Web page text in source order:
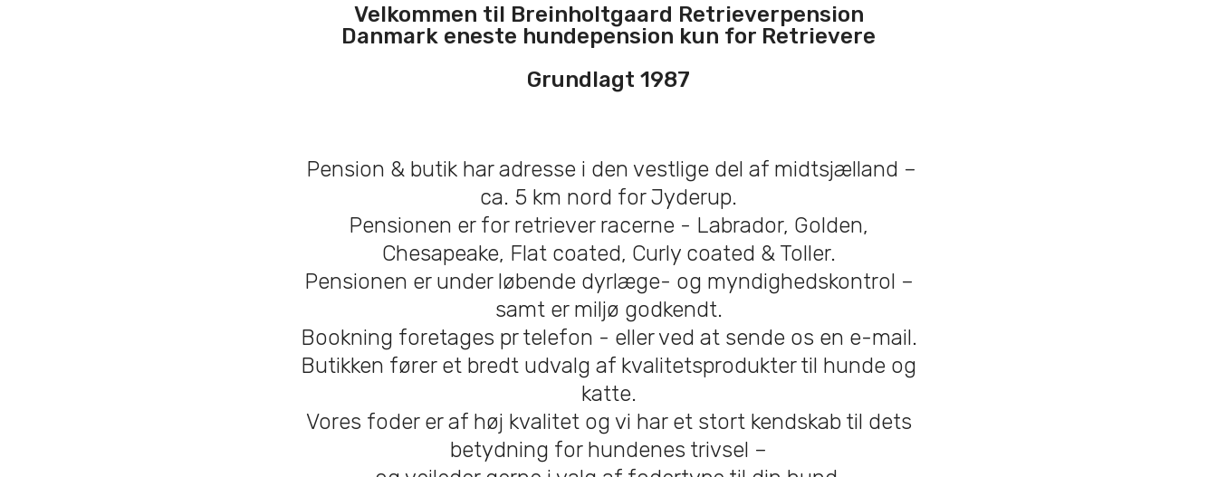
Velkommen til Breinholtgaard Retrieverpension
Danmark eneste hundepension kun for Retrievere
Grundlagt 1987
Pension & butik har adresse i den vestlige del af midtsjælland –
ca. 5 km nord for Jyderup.
Pensionen er for retriever racerne - Labrador, Golden,
Chesapeake, Flat coated, Curly coated & Toller.
Pensionen er under løbende dyrlæge- og myndighedskontrol –
samt er miljø godkendt.
Bookning foretages pr telefon - eller ved at sende os en e-mail.
Butikken fører et bredt udvalg af kvalitetsprodukter til hunde og
katte.
Vores foder er af høj kvalitet og vi har et stort kendskab til dets
betydning for hundenes trivsel –